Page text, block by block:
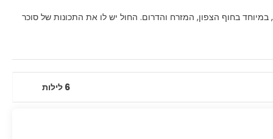
בחוף הצפון, המזרח והדרום. החול יש לו את התכונות של סוכר
6 לילות